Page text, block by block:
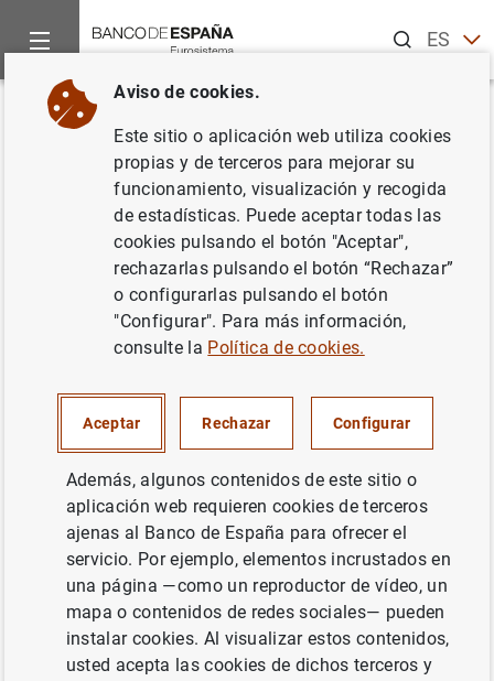
ESEN
Inicio Publicaciones
Volver
El efecto de la regulación sobre
el tamaño de las plantas
fotovoltaicas
Gabarain,María de los Llanos Matea Rosa
Daniel Oto-Peralías
Documento completo
Aviso de cookies.
Este sitio o aplicación web utiliza cookies
propias y de terceros para mejorar su
funcionamiento, visualización y recogida
de estadísticas. Puede aceptar todas las
cookies pulsando el botón "Aceptar",
rechazarlas pulsando el botón “Rechazar”
o configurarlas pulsando el botón
"Configurar". Para más información,
consulte la Política de cookies.
Aceptar Rechazar Configurar
Además, algunos contenidos de este sitio o
aplicación web requieren cookies de terceros
ajenas al Banco de España para ofrecer el
servicio. Por ejemplo, elementos incrustados en
una página —como un reproductor de vídeo, un
mapa o contenidos de redes sociales— pueden
instalar cookies. Al visualizar estos contenidos,
usted acepta las cookies de dichos terceros y